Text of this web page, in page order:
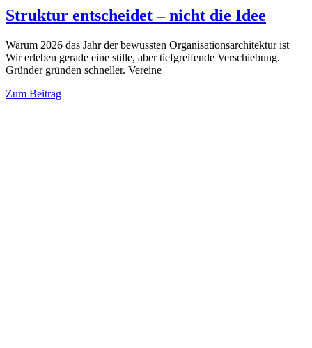
Struktur entscheidet – nicht die Idee
Warum 2026 das Jahr der bewussten Organisationsarchitektur ist
Wir erleben gerade eine stille, aber tiefgreifende Verschiebung.
Gründer gründen schneller. Vereine
Zum Beitrag